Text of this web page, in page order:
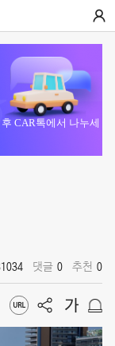
CAR톡에서 나누세
댓글 0 추천 0